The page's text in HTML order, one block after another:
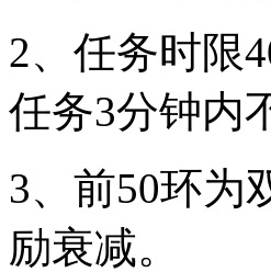
2、任务时限
任务3分钟内
3、前50环为
励衰减。